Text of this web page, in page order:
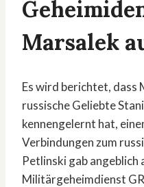
Marsalek
Es wird berichtet, dass
russische Geliebte
kennengelernt hat,
Verbindungen zum
Petlinski gab angeblich
Militärgeheimdienst